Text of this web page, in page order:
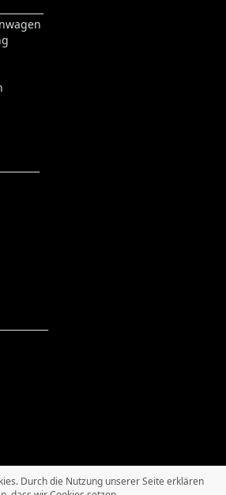
Durch die Nutzung unserer Seite erklären